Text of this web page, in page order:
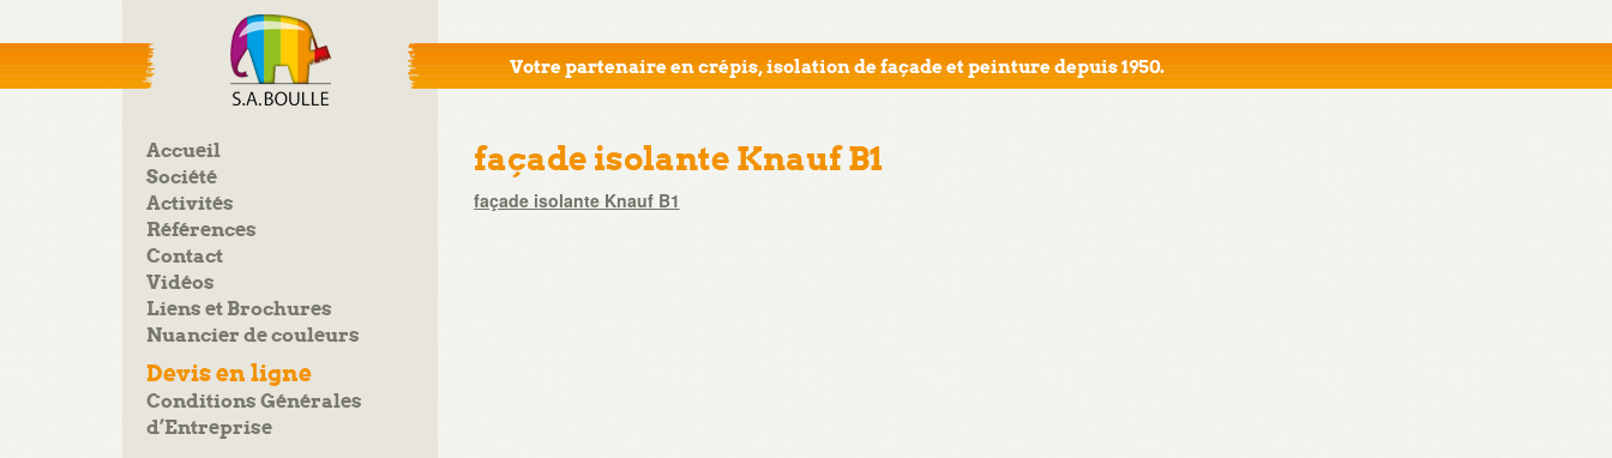
Votre partenaire en crépis, isolation de façade et peinture depuis 1950.
Accueil
Société
Activités
Références
Contact
Vidéos
Liens et Brochures
Nuancier de couleurs
Devis en ligne
Conditions Générales
d’Entreprise
façade isolante Knauf B1
façade isolante Knauf B1